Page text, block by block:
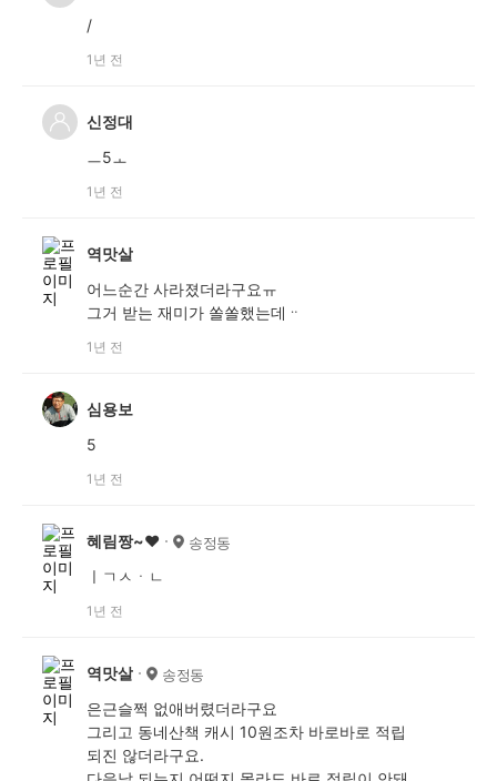
/
1년 전
신정대
ㅡ5ㅗ
1년 전
역맛살
어느순간 사라졌더라구요ㅠ
그거 받는 재미가 쏠쏠했는데ᆢ
1년 전
심용보
5
1년 전
혜림짱~♥ 송정동
ㅣㄱㅅㆍㄴ
1년 전
역맛살 송정동
은근슬쩍 없애버렸더라구요
그리고 동네산책 캐시 10원조차 바로바로 적립
되진 않더라구요.